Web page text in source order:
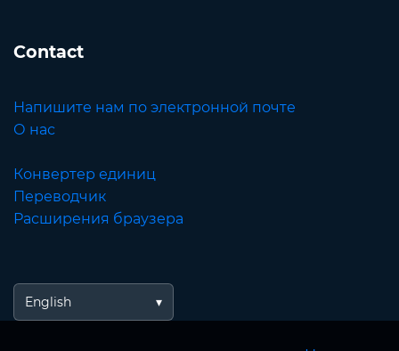
Contact
Напишите нам по электронной почте
О нас
Конвертер единиц
Переводчик
Расширения браузера
English